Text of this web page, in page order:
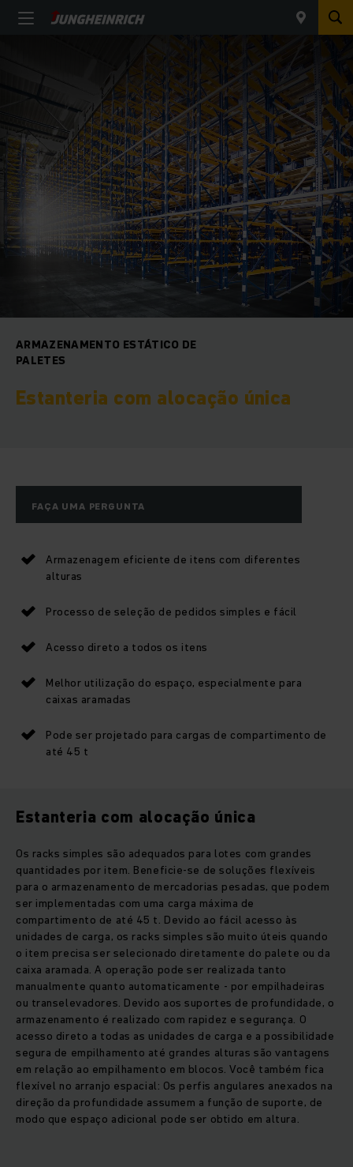
ARMAZENAMENTO ESTÁTICO DE
PALETES
Estanteria com alocação única
FAÇA UMA PERGUNTA
Armazenagem eficiente de itens com diferentes
alturas
Processo de seleção de pedidos simples e fácil
Acesso direto a todos os itens
Melhor utilização do espaço, especialmente para
caixas aramadas
Pode ser projetado para cargas de compartimento de
até 45 t
Estanteria com alocação única
Os racks simples são adequados para lotes com grandes
quantidades por item. Beneficie-se de soluções flexíveis
para o armazenamento de mercadorias pesadas, que podem
ser implementadas com uma carga máxima de
compartimento de até 45 t. Devido ao fácil acesso às
unidades de carga, os racks simples são muito úteis quando
o item precisa ser selecionado diretamente do palete ou da
caixa aramada. A operação pode ser realizada tanto
manualmente quanto automaticamente - por empilhadeiras
ou transelevadores. Devido aos suportes de profundidade, o
armazenamento é realizado com rapidez e segurança. O
acesso direto a todas as unidades de carga e a possibilidade
segura de empilhamento até grandes alturas são vantagens
em relação ao empilhamento em blocos. Você também fica
flexível no arranjo espacial: Os perfis angulares anexados na
direção da profundidade assumem a função de suporte, de
modo que espaço adicional pode ser obtido em altura.